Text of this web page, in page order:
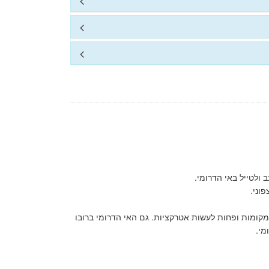
באי הדרומי.
ופחות לעשות אטרקציות. גם האי הדרומי ברובו